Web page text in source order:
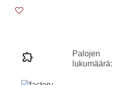
Palojen
lukumäärä: